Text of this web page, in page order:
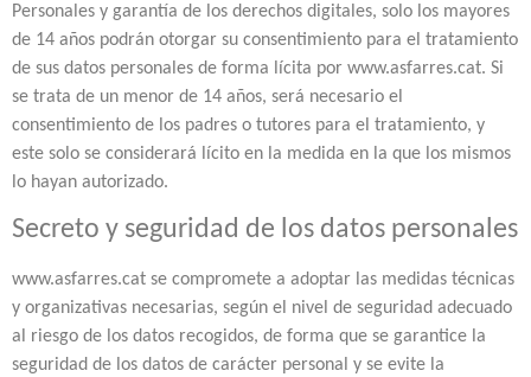
Personales y garantía de los derechos digitales, solo los mayores
de 14 años podrán otorgar su consentimiento para el tratamiento
de sus datos personales de forma lícita por www.asfarres.cat. Si
se trata de un menor de 14 años, será necesario el
consentimiento de los padres o tutores para el tratamiento, y
este solo se considerará lícito en la medida en la que los mismos
lo hayan autorizado.
Secreto y seguridad de los datos personales
www.asfarres.cat se compromete a adoptar las medidas técnicas
y organizativas necesarias, según el nivel de seguridad adecuado
al riesgo de los datos recogidos, de forma que se garantice la
seguridad de los datos de carácter personal y se evite la